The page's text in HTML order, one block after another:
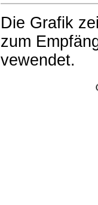
Die Grafik
zum
vewendet.